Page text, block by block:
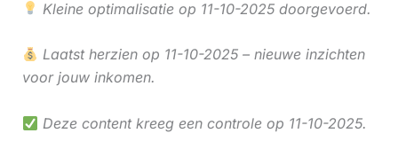
Kleine optimalisatie op 11-10-2025 doorgevoerd.
Laatst herzien op 11-10-2025 – nieuwe inzichten
voor jouw inkomen.
Deze content kreeg een controle op 11-10-2025.